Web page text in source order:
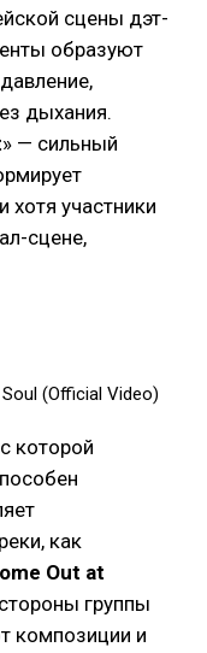
сцены дэт-
образуют
дыхания.
» — сильный
хотя участники
сцене,
(Official Video)
которой
как
Out at
группы
композиции и